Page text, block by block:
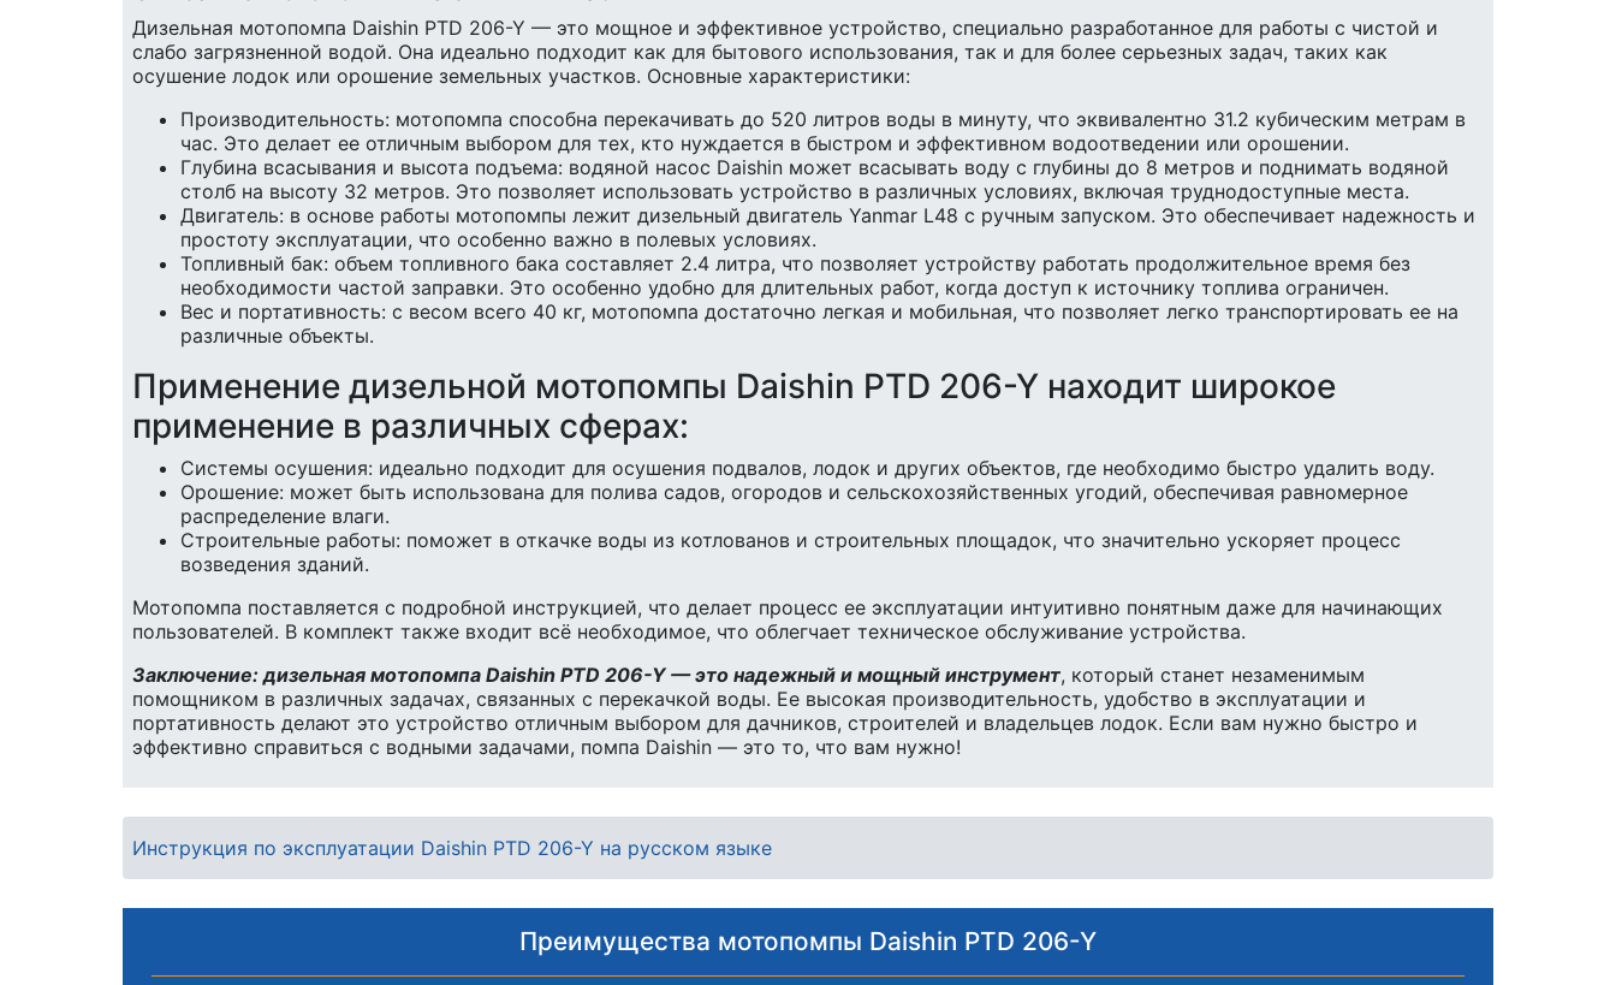
Дизельная мотопомпа Daishin PTD 206-Y — это мощное и эффективное устройство, специально разработанное для работы с чистой и
слабо загрязненной водой. Она идеально подходит как для бытового использования, так и для более серьезных задач, таких как
осушение лодок или орошение земельных участков. Основные характеристики:
Производительность: мотопомпа способна перекачивать до 520 литров воды в минуту, что эквивалентно 31.2 кубическим метрам в
час. Это делает ее отличным выбором для тех, кто нуждается в быстром и эффективном водоотведении или орошении.
Глубина всасывания и высота подъема: водяной насос Daishin может всасывать воду с глубины до 8 метров и поднимать водяной
столб на высоту 32 метров. Это позволяет использовать устройство в различных условиях, включая труднодоступные места.
Двигатель: в основе работы мотопомпы лежит дизельный двигатель Yanmar L48 с ручным запуском. Это обеспечивает надежность и
простоту эксплуатации, что особенно важно в полевых условиях.
Топливный бак: объем топливного бака составляет 2.4 литра, что позволяет устройству работать продолжительное время без
необходимости частой заправки. Это особенно удобно для длительных работ, когда доступ к источнику топлива ограничен.
Вес и портативность: с весом всего 40 кг, мотопомпа достаточно легкая и мобильная, что позволяет легко транспортировать ее на
различные объекты.
Применение дизельной мотопомпы Daishin PTD 206-Y находит широкое
применение в различных сферах:
Системы осушения: идеально подходит для осушения подвалов, лодок и других объектов, где необходимо быстро удалить воду.
Орошение: может быть использована для полива садов, огородов и сельскохозяйственных угодий, обеспечивая равномерное
распределение влаги.
Строительные работы: поможет в откачке воды из котлованов и строительных площадок, что значительно ускоряет процесс
возведения зданий.
Мотопомпа поставляется с подробной инструкцией, что делает процесс ее эксплуатации интуитивно понятным даже для начинающих
пользователей. В комплект также входит всё необходимое, что облегчает техническое обслуживание устройства.
Заключение: дизельная мотопомпа Daishin PTD 206-Y — это надежный и мощный инструмент, который станет незаменимым
помощником в различных задачах, связанных с перекачкой воды. Ее высокая производительность, удобство в эксплуатации и
портативность делают это устройство отличным выбором для дачников, строителей и владельцев лодок. Если вам нужно быстро и
эффективно справиться с водными задачами, помпа Daishin — это то, что вам нужно!
Инструкция по эксплуатации Daishin PTD 206-Y на русском языке
Преимущества мотопомпы Daishin PTD 206-Y